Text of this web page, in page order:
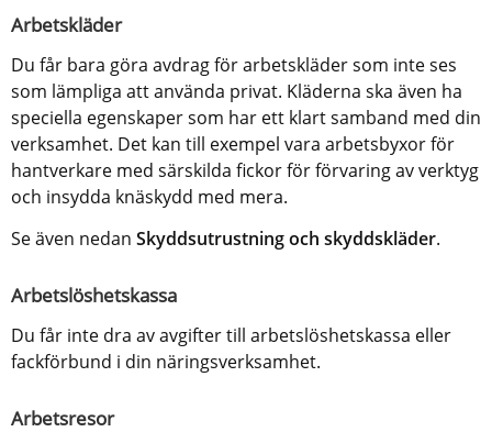
Arbetskläder
Du får bara göra avdrag för arbetskläder som inte ses
som lämpliga att använda privat. Kläderna ska även ha
speciella egenskaper som har ett klart samband med din
verksamhet. Det kan till exempel vara arbetsbyxor för
hantverkare med särskilda fickor för förvaring av verktyg
och insydda knäskydd med mera.
Se även nedan Skyddsutrustning och skyddskläder.
Arbetslöshetskassa
Du får inte dra av avgifter till arbetslöshetskassa eller
fackförbund i din näringsverksamhet.
Arbetsresor